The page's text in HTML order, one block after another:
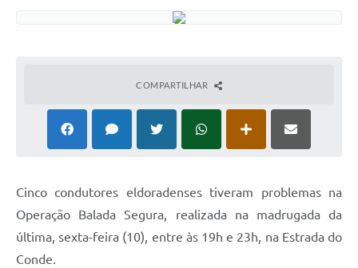
COMPARTILHAR
Cinco condutores eldoradenses tiveram problemas na
Operação Balada Segura, realizada na madrugada da
última, sexta-feira (10), entre às 19h e 23h, na Estrada do
Conde.